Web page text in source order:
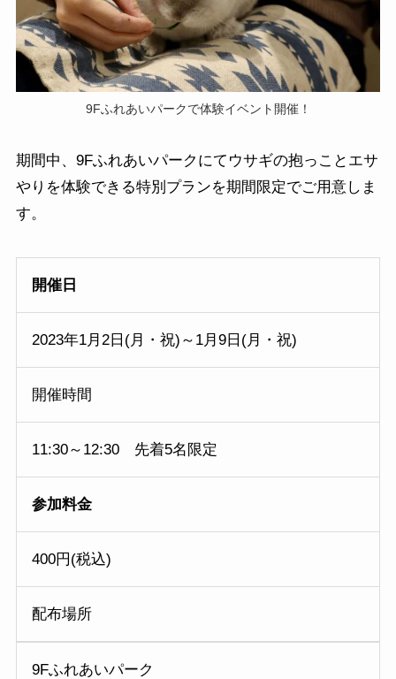
9Fふれあいパークで体験イベント開催！
期間中、9Fふれあいパークにてウサギの抱っことエサ
やりを体験できる特別プランを期間限定でご用意しま
す。
開催日
2023年1月2日(月・祝)～1月9日(月・祝)
開催時間
11:30～12:30 先着5名限定
参加料金
400円(税込)
配布場所
9Fふれあいパーク